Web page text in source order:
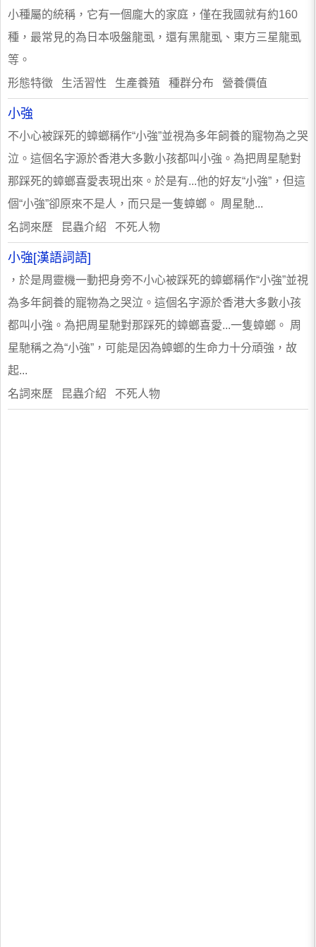
小種屬的統稱，它有一個龐大的家庭，僅在我國就有約160
種，最常見的為日本吸盤龍虱，還有黑龍虱、東方三星龍虱
等。
形態特徵 生活習性 生產養殖 種群分布 營養價值
小強
不小心被踩死的蟑螂稱作“小強”並視為多年飼養的寵物為之哭
泣。這個名字源於香港大多數小孩都叫小強。為把周星馳對
那踩死的蟑螂喜愛表現出來。於是有...他的好友“小強”，但這
個“小強”卻原來不是人，而只是一隻蟑螂。 周星馳...
名詞來歷 昆蟲介紹 不死人物
小強[漢語詞語]
，於是周靈機一動把身旁不小心被踩死的蟑螂稱作“小強”並視
為多年飼養的寵物為之哭泣。這個名字源於香港大多數小孩
都叫小強。為把周星馳對那踩死的蟑螂喜愛...一隻蟑螂。 周
星馳稱之為“小強”，可能是因為蟑螂的生命力十分頑強，故
起...
名詞來歷 昆蟲介紹 不死人物